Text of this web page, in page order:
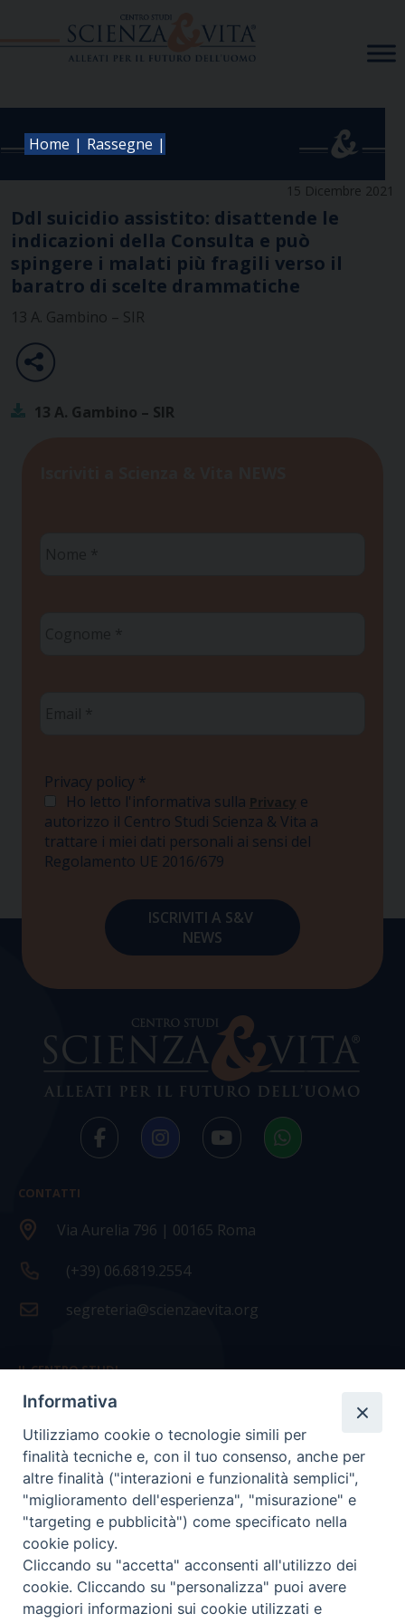
Home | Rassegne |
15 Dicembre 2021
Ddl suicidio assistito: disattende le
indicazioni della Consulta e può
spingere i malati più fragili verso il
baratro di scelte drammatiche
13 A. Gambino – SIR
13 A. Gambino – SIR
Privacy policy *
Ho letto l'informativa sulla Privacy e
autorizzo il Centro Studi Scienza & Vita a
trattare i miei dati personali ai sensi del
Regolamento UE 2016/679
CONTATTI
Via Aurelia 796 | 00165 Roma
(+39) 06.6819.2554
segreteria@scienzaevita.org
IL CENTRO STUDI
La nostra storia
Statuto
Presidenza e ufficio presidenza
Consiglio scientifico
Coordinamento nazionale
Informativa
Utilizziamo cookie o tecnologie simili per
finalità tecniche e, con il tuo consenso, anche per
altre finalità ("interazioni e funzionalità semplici",
"miglioramento dell'esperienza", "misurazione" e
"targeting e pubblicità") come specificato nella
cookie policy.
Cliccando su "accetta" acconsenti all'utilizzo dei
cookie. Cliccando su "personalizza" puoi avere
maggiori informazioni sui cookie utilizzati e